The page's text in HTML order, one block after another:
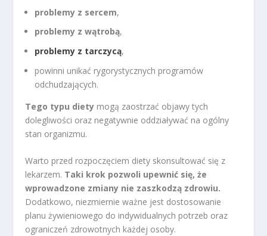
problemy z sercem,
problemy z wątrobą,
problemy z tarczycą,
powinni unikać rygorystycznych programów
odchudzających.
Tego typu diety mogą zaostrzać objawy tych
dolegliwości oraz negatywnie oddziaływać na ogólny
stan organizmu.
Warto przed rozpoczęciem diety skonsultować się z
lekarzem. Taki krok pozwoli upewnić się, że
wprowadzone zmiany nie zaszkodzą zdrowiu.
Dodatkowo, niezmiernie ważne jest dostosowanie
planu żywieniowego do indywidualnych potrzeb oraz
ograniczeń zdrowotnych każdej osoby.